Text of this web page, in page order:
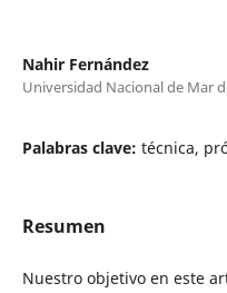
Nahir Fernández
Universidad Nacional de Mar
Palabras clave: técnica,
Resumen
Nuestro objetivo en este